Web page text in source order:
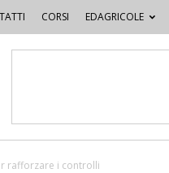
CORSI EDAGRICOLE
rafforzare i controlli